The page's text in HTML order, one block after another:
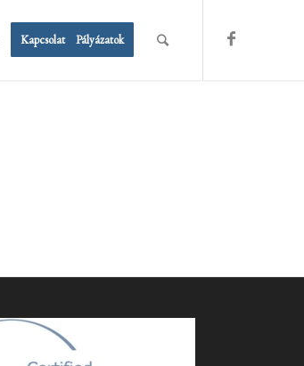
Kapcsolat Pályázatok